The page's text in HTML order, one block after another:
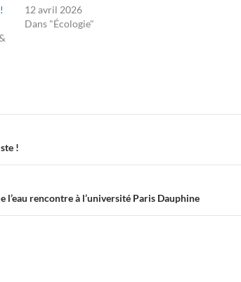
12 avril 2026
Dans "Écologie"
!
l’eau rencontre à l’université Paris Dauphine